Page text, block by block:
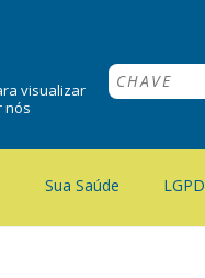
visualizar
nós
Sua Saúde LGPD